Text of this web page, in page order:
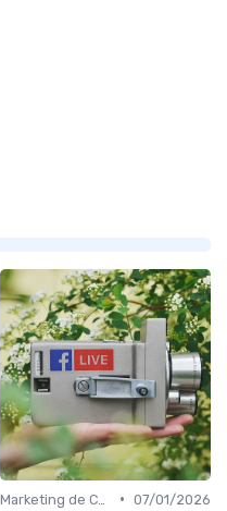
• 07/01/2026